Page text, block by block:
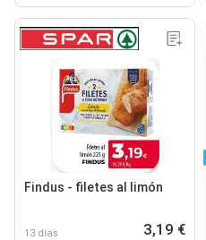
Findus - filetes al limón
13 días 3,19 €